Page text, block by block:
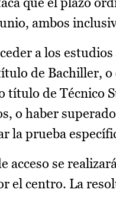
ambos
a los
de Bachiller,
título de Técnico
o haber
la prueba
acceso se
el centro. La